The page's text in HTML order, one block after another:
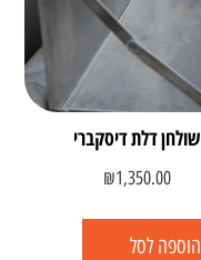
שולחן דלת דיסקברי
₪1,350.00
הוספה לסל